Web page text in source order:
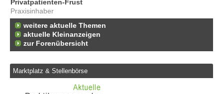
Privatpatienten-Frust
Praxisinhaber
weitere aktuelle Themen
aktuelle Kleinanzeigen
zur Forenübersicht
Marktplatz & Stellenbörse